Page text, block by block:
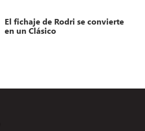
El fichaje de Rodri se convierte
en un Clásico